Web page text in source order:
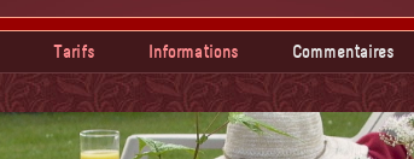
Tarifs Informations Commentaires